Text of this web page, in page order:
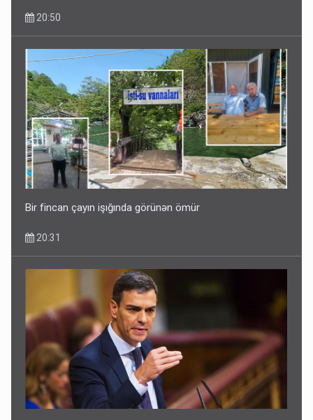
20:50
Bir fincan çayın işığında görünən ömür
20:31